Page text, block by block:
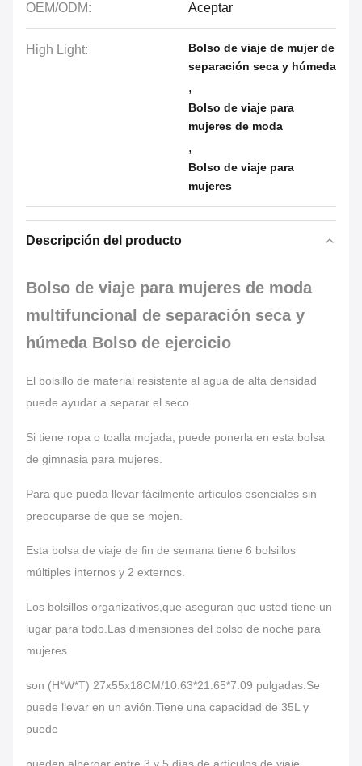
OEM/ODM: Aceptar
High Light:
Bolso de viaje de mujer de
separación seca y húmeda
,
Bolso de viaje para
mujeres de moda
,
Bolso de viaje para
mujeres
Descripción del producto
Bolso de viaje para mujeres de moda
multifuncional de separación seca y
húmeda Bolso de ejercicio
El bolsillo de material resistente al agua de alta densidad
puede ayudar a separar el seco
Si tiene ropa o toalla mojada, puede ponerla en esta bolsa
de gimnasia para mujeres.
Para que pueda llevar fácilmente artículos esenciales sin
preocuparse de que se mojen.
Esta bolsa de viaje de fin de semana tiene 6 bolsillos
múltiples internos y 2 externos.
Los bolsillos organizativos,que aseguran que usted tiene un
lugar para todo.Las dimensiones del bolso de noche para
mujeres
son (H*W*T) 27x55x18CM/10.63*21.65*7.09 pulgadas.Se
puede llevar en un avión.Tiene una capacidad de 35L y
puede